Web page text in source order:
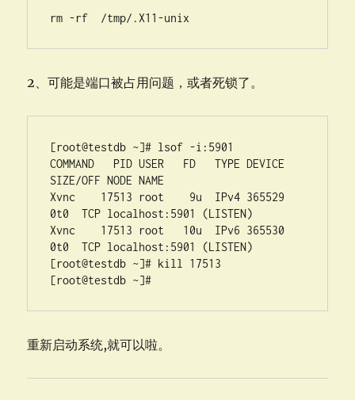
rm -rf  /tmp/.X11-unix
2、可能是端口被占用问题，或者死锁了。
[root@testdb ~]# lsof -i:5901
COMMAND   PID USER   FD   TYPE DEVICE
SIZE/OFF NODE NAME
Xvnc    17513 root    9u  IPv4 365529
0t0  TCP localhost:5901 (LISTEN)
Xvnc    17513 root   10u  IPv6 365530
0t0  TCP localhost:5901 (LISTEN)
[root@testdb ~]# kill 17513
[root@testdb ~]#
重新启动系统,就可以啦。